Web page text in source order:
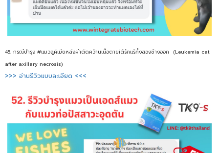
45. กรณีบำรุง #แมวลูคิเมียหลังผ่าตัดคว้านเนื้อตายใต้รักแร้ทั้งสองข้างออก (Leukemia cat
after axillary necrosis)
>>> อ่านรีวิวแบบละเอียด <<<